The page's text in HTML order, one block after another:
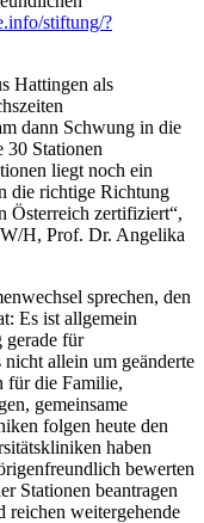
stiftung/?
Hattingen als
dann Schwung in die
30 Stationen
liegt noch ein
die richtige Richtung
Österreich zertifiziert“,
H, Prof. Dr. Angelika
sprechen, den
Es ist allgemein
gerade für
allein um geänderte
für die Familie,
gemeinsame
folgen heute den
haben
bewerten
Stationen beantragen
reichen weitergehende